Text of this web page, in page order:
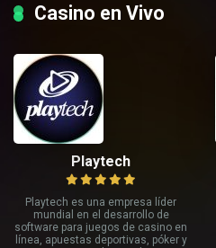
Casino en Vivo
Playtech
Playtech es una empresa líder
mundial en el desarrollo de
software para juegos de casino en
línea, apuestas deportivas, póker y